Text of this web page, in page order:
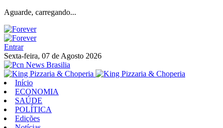
Aguarde, carregando...
Entrar
Sexta-feira, 07 de Agosto 2026
Início
ECONOMIA
SAÚDE
POLÍTICA
Edições